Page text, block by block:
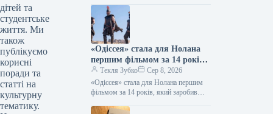
дітей та
студентське
життя. Ми
також
публікуємо
корисні
поради та
статті на
культурну
тематику.
17:12 Укрінформ Міністр культури
Литвис, пан Лукас Алсіс,…
«Одіссея» стала для Нолана
першим фільмом за 14 років,
який зібрав понад 1 мільярд
доларів.
Текля Зубко
Сер 8, 2026
«Одіссея» стала для Нолана першим
фільмом за 14 років, який заробив
Укрінформ Стрічка Крістофера